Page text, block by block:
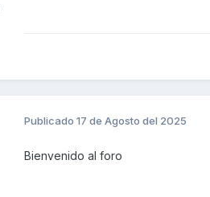
Publicado 17 de Agosto del 2025
Bienvenido al foro